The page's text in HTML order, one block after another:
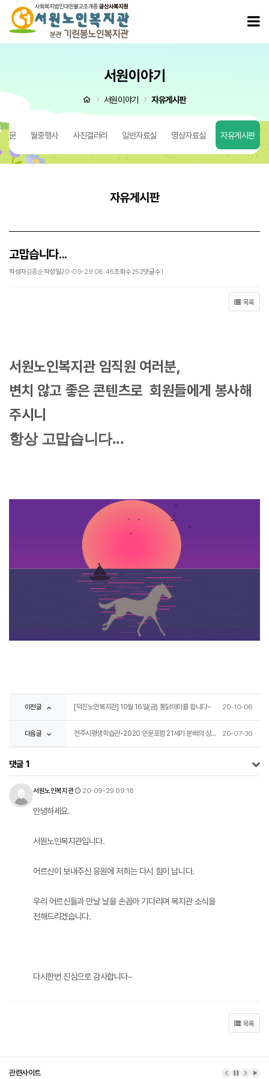
고맙습니다... > 자유게시판
서원이야기
처음으로서원이야기 자유게시판
질문 월중행사 사진갤러리 일반자료실 영상자료실 자유게시판
자유게시판
고맙습니다...
작성자김종순작성일20-09-29 08:46조회수252댓글수1
목록
서원노인복지관 임직원 여러분,
변치 않고 좋은 콘텐츠로 회원들에게 봉사해
주시니
항상 고맙습니다...
이전글 [덕진노인복지관] 10월 16일(금) 통닭데이를 합니다~ 20-10-06
다음글 전주시평생학습관-2020 인문포럼 21세기 분배의 상상력 20-07-30
댓글 1
서원노인복지관님의 댓글
서원노인복지관작성일20-09-29 09:18
안녕하세요.
서원노인복지관입니다.
어르신이 보내주신 응원에 저희는 다시 힘이 납니다.
우리 어르신들과 만날 날을 손꼽아 기다리며 복지관 소식을
전해드리겠습니다.
다시한번 진심으로 감사합니다~
목록
관련사이트 이전 배너
배너 정지
다음
배